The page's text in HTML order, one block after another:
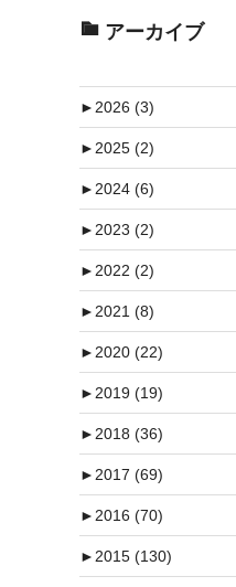
アーカイブ
►2026 (3)
►2025 (2)
►2024 (6)
►2023 (2)
►2022 (2)
►2021 (8)
►2020 (22)
►2019 (19)
►2018 (36)
►2017 (69)
►2016 (70)
►2015 (130)